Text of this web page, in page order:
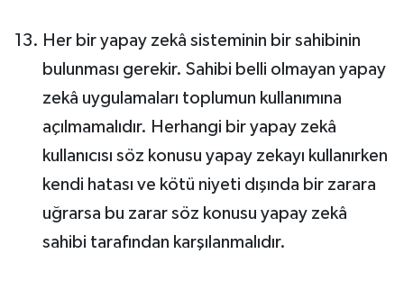
Her bir yapay zekâ sisteminin bir sahibinin
bulunması gerekir. Sahibi belli olmayan yapay
zekâ uygulamaları toplumun kullanımına
açılmamalıdır. Herhangi bir yapay zekâ
kullanıcısı söz konusu yapay zekayı kullanırken
kendi hatası ve kötü niyeti dışında bir zarara
uğrarsa bu zarar söz konusu yapay zekâ
sahibi tarafından karşılanmalıdır.